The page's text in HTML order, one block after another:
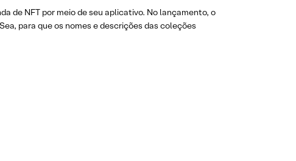
de NFT por meio de seu aplicativo. No lançamento, o
para que os nomes e descrições das coleções